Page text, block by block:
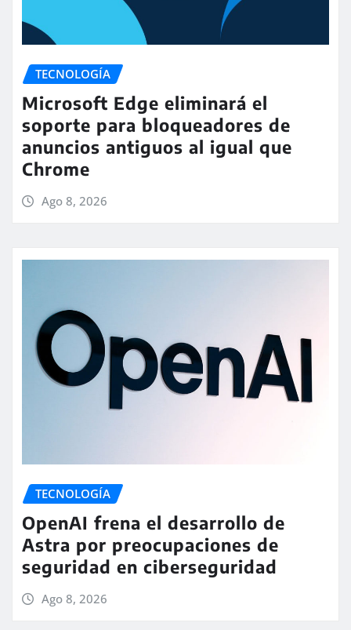
TECNOLOGÍA
Microsoft Edge eliminará el
soporte para bloqueadores de
anuncios antiguos al igual que
Chrome
Ago 8, 2026
TECNOLOGÍA
OpenAI frena el desarrollo de
Astra por preocupaciones de
seguridad en ciberseguridad
Ago 8, 2026